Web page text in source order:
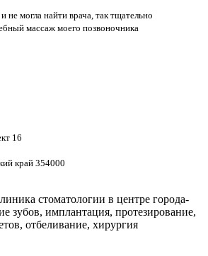
не могла найти врача, так тщательно
массаж моего позвоночника
16
край 354000
стоматологии в центре города-
зубов, имплантация, протезирование,
отбеливание, хирургия